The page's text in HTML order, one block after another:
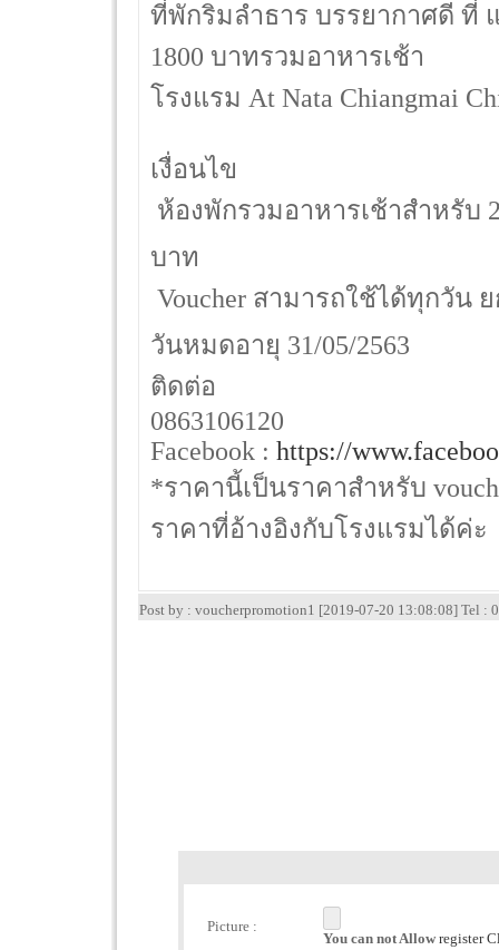
ที่พักริมลำธาร บรรยากาศดี ที่
1800 บาทรวมอาหารเช้า
โรงแรม At Nata Chiangmai
เงื่อนไข
 ห้องพักรวมอาหารเช้าสำหรับ
บาท
 Voucher สามารถใช้ได้ทุกวัน
วันหมดอายุ 31/05/2563
ติดต่อ
0863106120
Facebook : https://
*ราคานี้เป็นราคาสำหรับ
ราคาที่อ้างอิงกับโรงแรมได้ค่ะ
Post by : voucherpromotion1 [2019-07-20 13:08:08] Tel :
Picture :
You can not Allow register